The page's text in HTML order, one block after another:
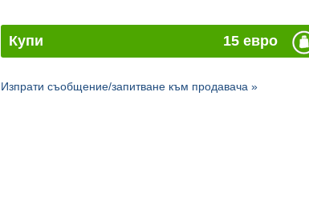
Купи 15 евро
Изпрати съобщение/запитване към продавача »